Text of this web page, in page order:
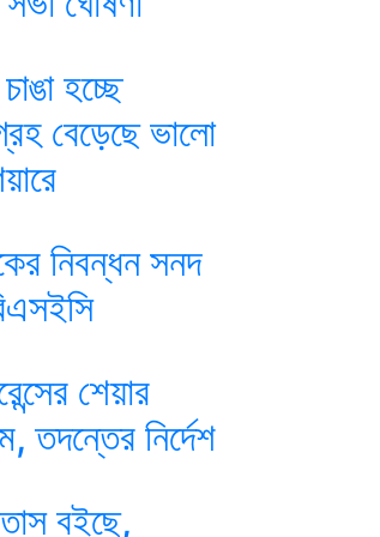
হচ্ছে
বেড়েছে ভালো
নিবন্ধন সনদ
শেয়ার
তদন্তের নির্দেশ
বইছে,